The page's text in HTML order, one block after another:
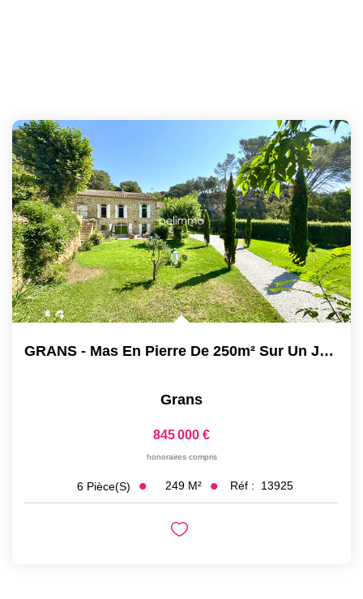
GRANS - Mas En Pierre De 250m² Sur Un Jardin De 2300m²...
Grans
845 000 €
honoraires compris
6 Pièce(s) 249 M² Réf : 13925